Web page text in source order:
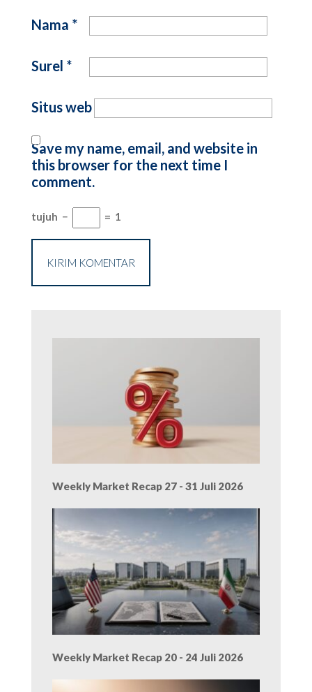
Nama *
Surel *
Situs web
Save my name, email, and website in
this browser for the next time I
comment.
tujuh − = 1
Weekly Market Recap 27 - 31 Juli 2026
Weekly Market Recap 20 - 24 Juli 2026